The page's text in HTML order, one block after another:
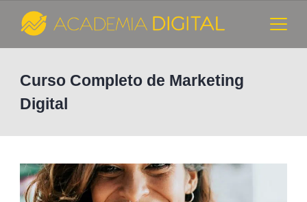
content
e
Marketing
Curso Completo de Marketing
Digital